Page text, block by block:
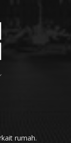
rumah.